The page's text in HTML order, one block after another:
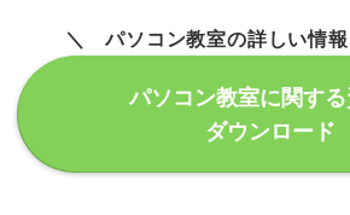
＼ パソコン教室の詳しい情
パソコン教室に関す
ダウンロード